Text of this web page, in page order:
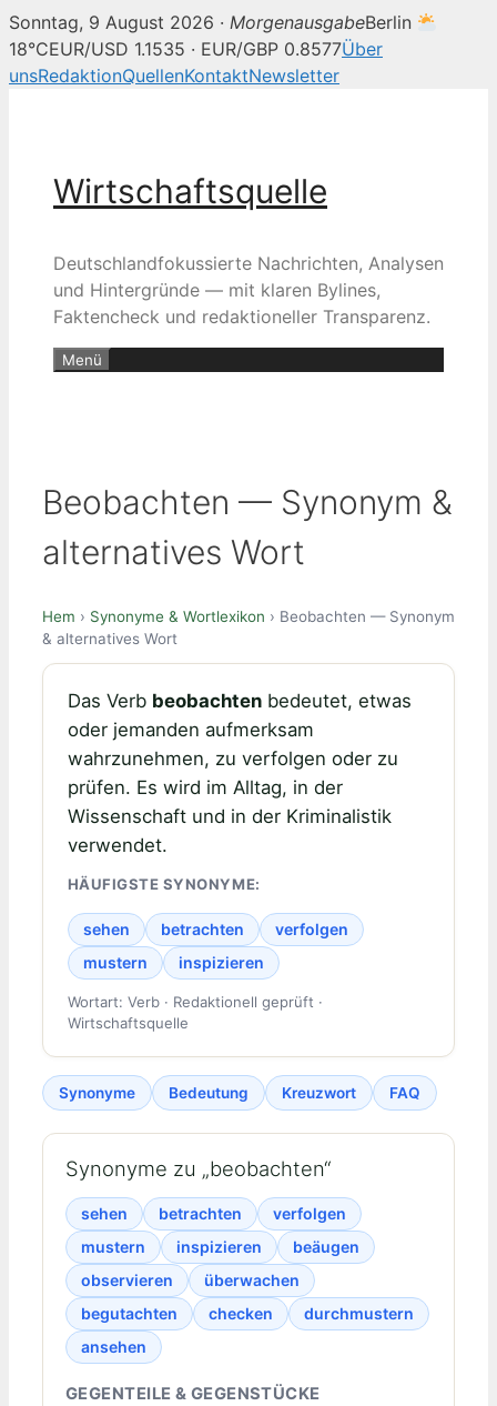
Sonntag, 9 August 2026 · MorgenausgabeBerlin
18°CEUR/USD 1.1535 · EUR/GBP 0.8577Über
unsRedaktionQuellenKontaktNewsletter
Wirtschaftsquelle
Deutschlandfokussierte Nachrichten, Analysen
und Hintergründe — mit klaren Bylines,
Faktencheck und redaktioneller Transparenz.
Menü
Beobachten — Synonym &
alternatives Wort
Hem › Synonyme & Wortlexikon › Beobachten — Synonym
& alternatives Wort
Das Verb beobachtenbedeutet, etwas
oder jemanden aufmerksam
wahrzunehmen, zu verfolgen oder zu
prüfen. Es wird im Alltag, in der
Wissenschaft und in der Kriminalistik
verwendet.
HÄUFIGSTE SYNONYME:
sehen betrachten
verfolgen
mustern
inspizieren
Wortart: Verb · Redaktionell geprüft ·
Wirtschaftsquelle
Synonyme Bedeutung Kreuzwort FAQ
Synonyme zu „beobachten“
sehen betrachten
verfolgen
mustern
inspizieren
beäugen
observieren
überwachen
begutachten
checken
durchmustern
ansehen
GEGENTEILE & GEGENSTÜCKE